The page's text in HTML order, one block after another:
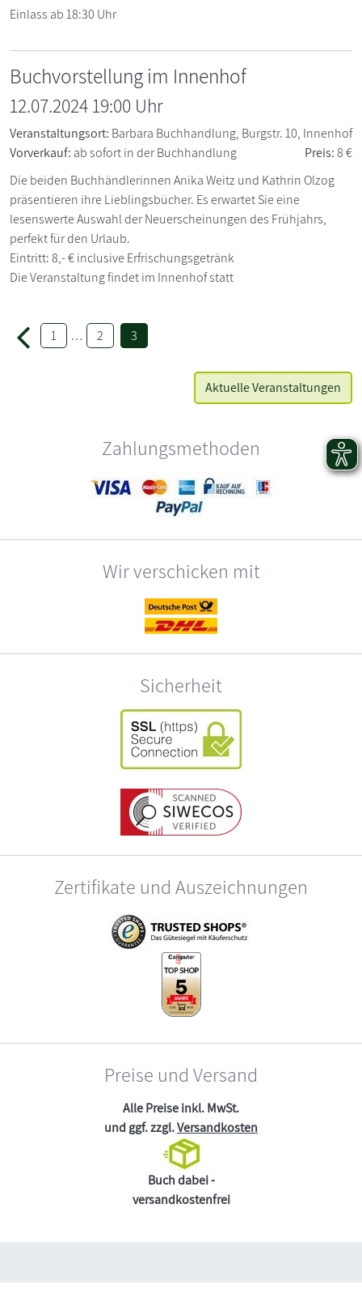
Einlass ab 18:30 Uhr
Buchvorstellung im Innenhof
12.07.2024 19:00 Uhr
Veranstaltungsort: Barbara Buchhandlung, Burgstr. 10, Innenhof
Vorverkauf: ab sofort in der Buchhandlung Preis:8 €
Die beiden Buchhändlerinnen Anika Weitz und Kathrin Olzog
präsentieren ihre Lieblingsbücher. Es erwartet Sie eine
lesenswerte Auswahl der Neuerscheinungen des Frühjahrs,
perfekt für den Urlaub.
Eintritt: 8,- € inclusive Erfrischungsgetränk
Die Veranstaltung findet im Innenhof statt
1 … 2 3
Aktuelle Veranstaltungen
Zahlungsmethoden
Wir verschicken mit
Sicherheit
Zertifikate und Auszeichnungen
Preise und Versand
Alle Preise inkl. MwSt.
und ggf. zzgl.Versandkosten
Buch dabei -
versandkostenfrei